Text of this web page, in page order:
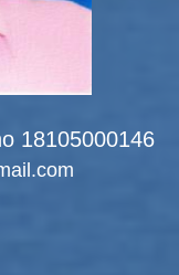
18105000146